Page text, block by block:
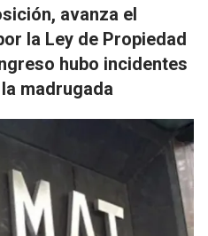
avanza el
la Ley de Propiedad
hubo incidentes
madrugada